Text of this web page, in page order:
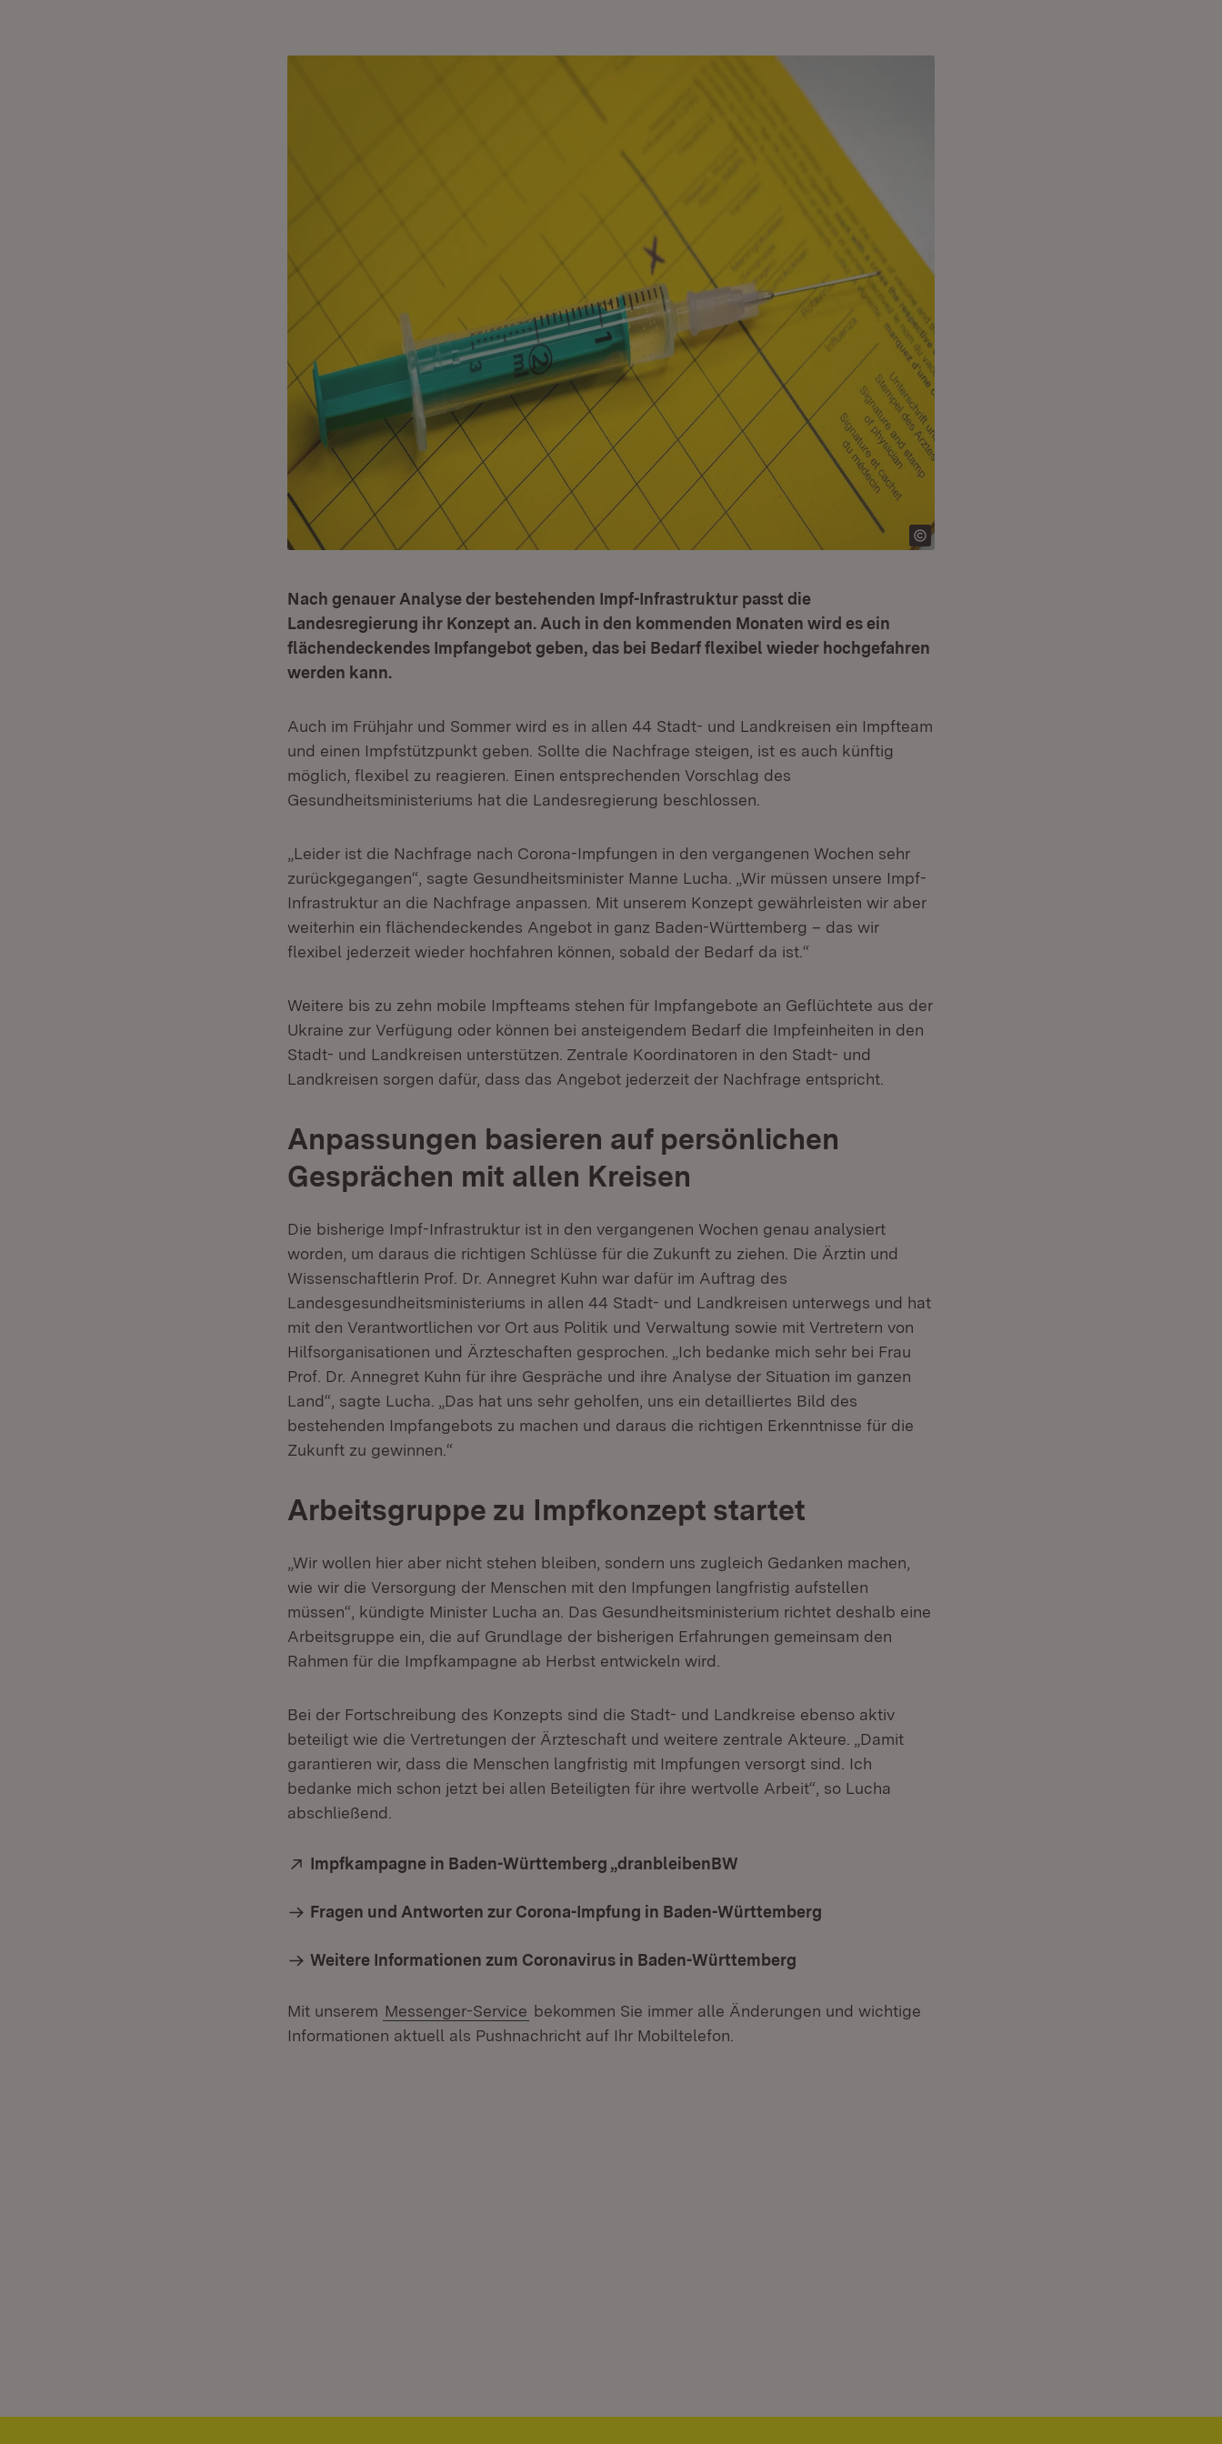
Nach genauer Analyse der bestehenden Impf-Infrastruktur passt die
Landesregierung ihr Konzept an. Auch in den kommenden Monaten wird es ein
flächendeckendes Impfangebot geben, das bei Bedarf flexibel wieder hochgefahren
werden kann.
Auch im Frühjahr und Sommer wird es in allen 44 Stadt- und Landkreisen ein Impfteam
und einen Impfstützpunkt geben. Sollte die Nachfrage steigen, ist es auch künftig
möglich, flexibel zu reagieren. Einen entsprechenden Vorschlag des
Gesundheitsministeriums hat die Landesregierung beschlossen.
„Leider ist die Nachfrage nach Corona-Impfungen in den vergangenen Wochen sehr
zurückgegangen“, sagte Gesundheitsminister Manne Lucha. „Wir müssen unsere Impf-
Infrastruktur an die Nachfrage anpassen. Mit unserem Konzept gewährleisten wir aber
weiterhin ein flächendeckendes Angebot in ganz Baden-Württemberg – das wir
flexibel jederzeit wieder hochfahren können, sobald der Bedarf da ist.“
Weitere bis zu zehn mobile Impfteams stehen für Impfangebote an Geflüchtete aus der
Ukraine zur Verfügung oder können bei ansteigendem Bedarf die Impfeinheiten in den
Stadt- und Landkreisen unterstützen. Zentrale Koordinatoren in den Stadt- und
Landkreisen sorgen dafür, dass das Angebot jederzeit der Nachfrage entspricht.
Anpassungen basieren auf persönlichen
Gesprächen mit allen Kreisen
Die bisherige Impf-Infrastruktur ist in den vergangenen Wochen genau analysiert
worden, um daraus die richtigen Schlüsse für die Zukunft zu ziehen. Die Ärztin und
Wissenschaftlerin Prof. Dr. Annegret Kuhn war dafür im Auftrag des
Landesgesundheitsministeriums in allen 44 Stadt- und Landkreisen unterwegs und hat
mit den Verantwortlichen vor Ort aus Politik und Verwaltung sowie mit Vertretern von
Hilfsorganisationen und Ärzteschaften gesprochen. „Ich bedanke mich sehr bei Frau
Prof. Dr. Annegret Kuhn für ihre Gespräche und ihre Analyse der Situation im ganzen
Land“, sagte Lucha. „Das hat uns sehr geholfen, uns ein detailliertes Bild des
bestehenden Impfangebots zu machen und daraus die richtigen Erkenntnisse für die
Zukunft zu gewinnen.“
Arbeitsgruppe zu Impfkonzept startet
„Wir wollen hier aber nicht stehen bleiben, sondern uns zugleich Gedanken machen,
wie wir die Versorgung der Menschen mit den Impfungen langfristig aufstellen
müssen“, kündigte Minister Lucha an. Das Gesundheitsministerium richtet deshalb eine
Arbeitsgruppe ein, die auf Grundlage der bisherigen Erfahrungen gemeinsam den
Rahmen für die Impfkampagne ab Herbst entwickeln wird.
Bei der Fortschreibung des Konzepts sind die Stadt- und Landkreise ebenso aktiv
beteiligt wie die Vertretungen der Ärzteschaft und weitere zentrale Akteure. „Damit
garantieren wir, dass die Menschen langfristig mit Impfungen versorgt sind. Ich
bedanke mich schon jetzt bei allen Beteiligten für ihre wertvolle Arbeit“, so Lucha
abschließend.
Extern:
Impfkampagne in Baden-Württemberg „dranbleibenBW
Fragen und Antworten zur Corona-Impfung in Baden-Württemberg
Weitere Informationen zum Coronavirus in Baden-Württemberg
Mit unserem Messenger-Service bekommen Sie immer alle Änderungen und wichtige
Informationen aktuell als Pushnachricht auf Ihr Mobiltelefon.